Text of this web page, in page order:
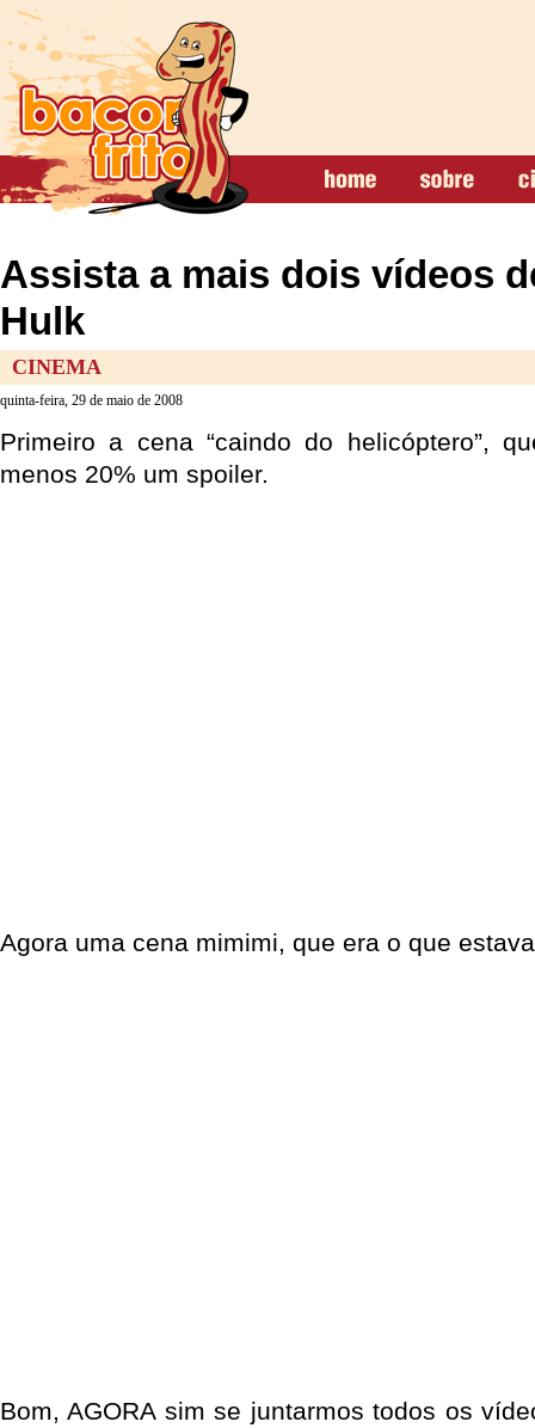
Assista a mais dois vídeos
Hulk
CINEMA
quinta-feira, 29 de maio de 2008
Primeiro a cena “caindo do helicóptero”,
menos 20% um spoiler.
Agora uma cena mimimi, que era o que
Bom, AGORA sim se juntarmos todos os